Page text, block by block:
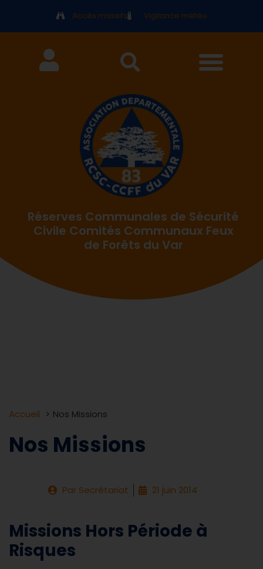
Accès massifs Vigilance météo
Réserves Communales de Sécurité
Civile Comités Communaux Feux
de Forêts du Var
Accueil Nos Missions
Nos Missions
Par Secrétariat 21 juin 2014
Missions Hors Période à
Risques